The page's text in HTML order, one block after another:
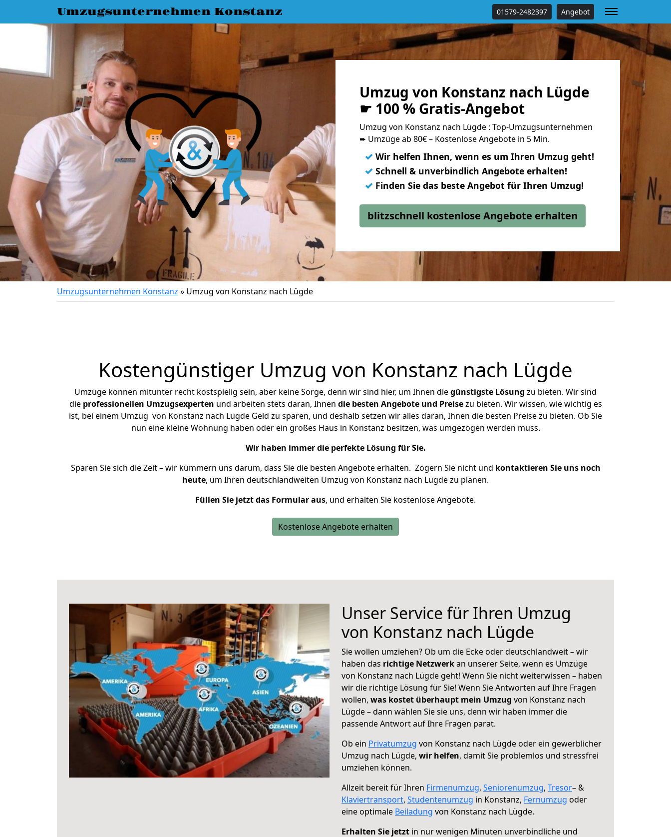
Umzugsunternehmen Konstanz 01579-2482397 Angebot
Umzug von Konstanz nach Lügde
☛ 100 % Gratis-Angebot
Umzug von Konstanz nach Lügde : Top-Umzugsunternehmen
➨ Umzüge ab 80€ – Kostenlose Angebote in 5 Min.
✓ Wir helfen Ihnen, wenn es um Ihren Umzug geht!
✓ Schnell & unverbindlich Angebote erhalten!
✓ Finden Sie das beste Angebot für Ihren Umzug!
blitzschnell kostenlose Angebote erhalten
Umzugsunternehmen Konstanz » Umzug von Konstanz nach Lügde
Kostengünstiger Umzug von Konstanz nach Lügde
Umzüge können mitunter recht kostspielig sein, aber keine Sorge, denn wir sind hier, um Ihnen diegünstigste Lösung zu bieten. Wir sind
die professionellen Umzugsexperten und arbeiten stets daran, Ihnen die besten Angebote und Preisezu bieten. Wir wissen, wie wichtig es
ist, bei einem Umzug von Konstanz nach Lügde Geld zu sparen, und deshalb setzen wir alles daran, Ihnen die besten Preise zu bieten. Ob Sie
nun eine kleine Wohnung haben oder ein großes Haus in Konstanz besitzen, was umgezogen werden muss.
Wir haben immer die perfekte Lösung für Sie.
Sparen Sie sich die Zeit – wir kümmern uns darum, dass Sie die besten Angebote erhalten. Zögern Sie nicht und kontaktieren Sie uns noch
heute, um Ihren deutschlandweiten Umzug von Konstanz nach Lügde zu planen.
Füllen Sie jetzt das Formular aus, und erhalten Sie kostenlose Angebote.
Kostenlose Angebote erhalten
Unser Service für Ihren Umzug
von Konstanz nach Lügde
Sie wollen umziehen? Ob um die Ecke oder deutschlandweit – wir
haben das richtige Netzwerkan unserer Seite, wenn es Umzüge
von Konstanz nach Lügde geht! Wenn Sie nicht weiterwissen – haben
wir die richtige Lösung für Sie! Wenn Sie Antworten auf Ihre Fragen
wollen, was kostet überhaupt mein Umzug von Konstanz nach
Lügde – dann wählen Sie sie uns, denn wir haben immer die
passende Antwort auf Ihre Fragen parat.
Ob ein Privatumzug von Konstanz nach Lügde oder ein gewerblicher
Umzug nach Lügde, wir helfen, damit Sie problemlos und stressfrei
umziehen können.
Allzeit bereit für Ihren Firmenumzug, Seniorenumzug, Tresor– &
Klaviertransport, Studentenumzug in Konstanz, Fernumzug oder
eine optimale Beiladung von Konstanz nach Lügde.
Erhalten Sie jetzt in nur wenigen Minuten unverbindliche und